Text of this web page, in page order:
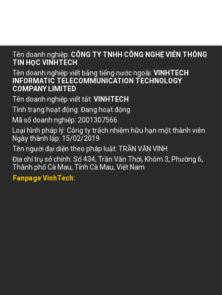
Tên doanh nghiệp: CÔNG TY TNHH CÔNG NGHỆ VIỄN THÔNG
TIN HỌC VINHTECH
Tên doanh nghiệp viết bằng tiếng nước ngoài: VINHTECH
INFORMATIC TELECOMMUNICATION TECHNOLOGY
COMPANY LIMITED
Tên doanh nghiệp viết tắt: VINHTECH
Tình trạng hoạt động: Đang hoạt động
Mã số doanh nghiệp: 2001307566
Loại hình pháp lý: Công ty trách nhiệm hữu hạn một thành viên
Ngày thành lập: 15/02/2019
Tên người đại diện theo pháp luật: TRẦN VĂN VINH
Địa chỉ trụ sở chính: Số 434, Trần Văn Thời, Khóm 3, Phường 6,
Thành phố Cà Mau, Tỉnh Cà Mau, Việt Nam
Fanpage VinhTech: